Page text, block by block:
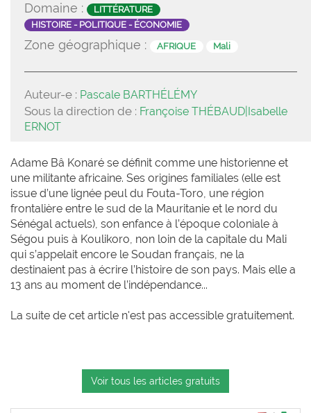
Domaine :
LITTÉRATURE
HISTOIRE - POLITIQUE - ÉCONOMIE
Zone géographique : AFRIQUE Mali
Auteur-e : Pascale BARTHÉLÉMY
Sous la direction de : Françoise THÉBAUD|Isabelle
ERNOT
Adame Bâ Konaré se définit comme une historienne et
une militante africaine. Ses origines familiales (elle est
issue d’une lignée peul du Fouta-Toro, une région
frontalière entre le sud de la Mauritanie et le nord du
Sénégal actuels), son enfance à l’époque coloniale à
Ségou puis à Koulikoro, non loin de la capitale du Mali
qui s’appelait encore le Soudan français, ne la
destinaient pas à écrire l’histoire de son pays. Mais elle a
13 ans au moment de l’indépendance...
La suite de cet article n'est pas accessible gratuitement.
Voir tous les articles gratuits